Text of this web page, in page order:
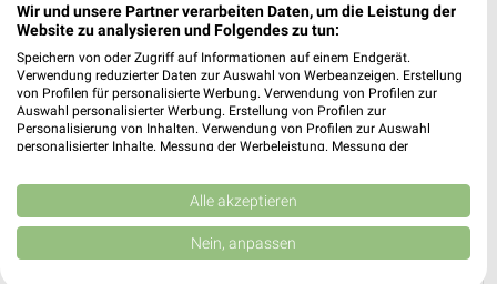
Müller Prospekt für Ahrensburg ab Mo.
den 03.08.
Parfümerie Highlights
Kalendereintrag erstellen
PROSPEKT BLÄTTERN
Wir und unsere Partner verarbeiten Daten, um die Leistung der
Website zu analysieren und Folgendes zu tun:
Speichern von oder Zugriff auf Informationen auf einem Endgerät.
Verwendung reduzierter Daten zur Auswahl von Werbeanzeigen. Erstellung
von Profilen für personalisierte Werbung. Verwendung von Profilen zur
Auswahl personalisierter Werbung. Erstellung von Profilen zur
Personalisierung von Inhalten. Verwendung von Profilen zur Auswahl
personalisierter Inhalte. Messung der Werbeleistung. Messung der
Kombinationen von Daten aus verschiedenen Quellen. Entwicklung und
Verbesserung der Angebote. Verwendung reduzierter Daten zur Auswahl
von Inhalten.
Daten können außerhalb der Europäischen Union weitergegeben und in die
Alle akzeptieren
Nein, anpassen